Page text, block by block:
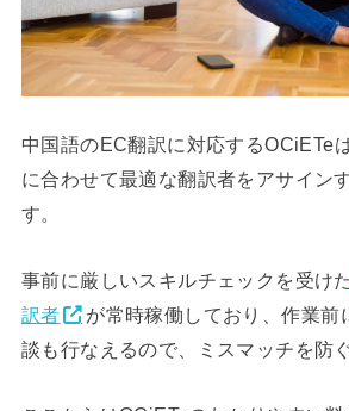
中国語のEC翻訳に対応するOCiETe
に合わせて最適な翻訳者をアサイン
す。
事前に厳しいスキルチェックを受けた
訳者
が常時稼働しており、作業前
談も行なえるので、ミスマッチを防